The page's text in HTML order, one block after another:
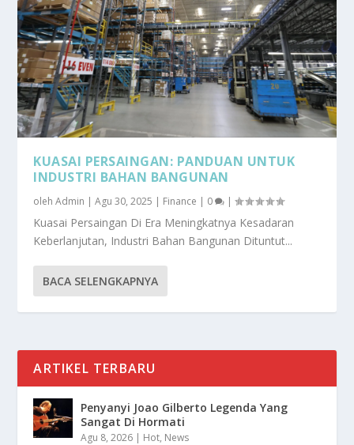
KUASAI PERSAINGAN: PANDUAN UNTUK
INDUSTRI BAHAN BANGUNAN
olehAdmin |Agu 30, 2025 | Finance | 0 |
Kuasai Persaingan Di Era Meningkatnya Kesadaran
Keberlanjutan, Industri Bahan Bangunan Dituntut...
BACA SELENGKAPNYA
ARTIKEL TERBARU
Penyanyi Joao Gilberto Legenda Yang
Sangat Di Hormati
Agu 8, 2026 | Hot, News